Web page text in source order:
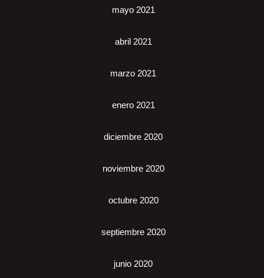
mayo 2021
abril 2021
marzo 2021
enero 2021
diciembre 2020
noviembre 2020
octubre 2020
septiembre 2020
junio 2020